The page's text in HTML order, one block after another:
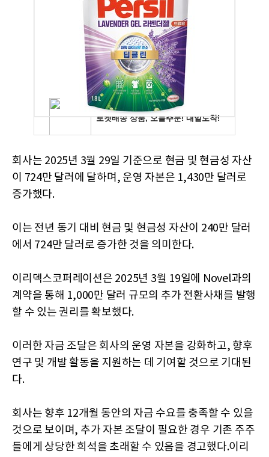
회사는 2025년 3월 29일 기준으로 현금 및 현금성 자산
이 724만 달러에 달하며, 운영 자본은 1,430만 달러로
증가했다.
이는 전년 동기 대비 현금 및 현금성 자산이 240만 달러
에서 724만 달러로 증가한 것을 의미한다.
이리덱스코퍼레이션은 2025년 3월 19일에 Novel과의
계약을 통해 1,000만 달러 규모의 추가 전환사채를 발행
할 수 있는 권리를 확보했다.
이러한 자금 조달은 회사의 운영 자본을 강화하고, 향후
연구 및 개발 활동을 지원하는 데 기여할 것으로 기대된
다.
회사는 향후 12개월 동안의 자금 수요를 충족할 수 있을
것으로 보이며, 추가 자본 조달이 필요한 경우 기존 주주
들에게 상당한 희석을 초래할 수 있음을 경고했다.이리